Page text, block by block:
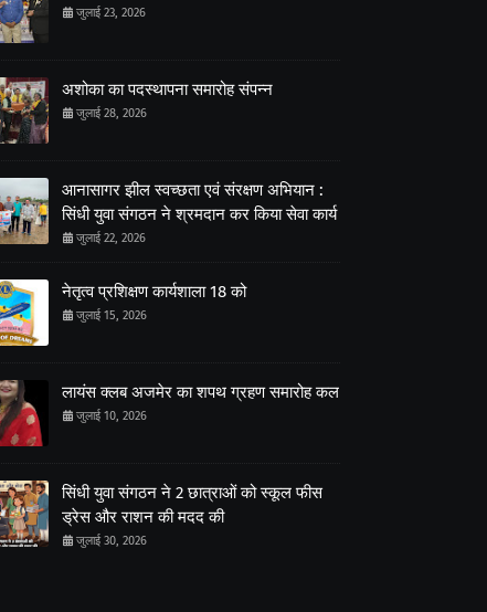
जुलाई 23, 2026
अशोका का पदस्थापना समारोह संपन्न
जुलाई 28, 2026
आनासागर झील स्वच्छता एवं संरक्षण अभियान :
सिंधी युवा संगठन ने श्रमदान कर किया सेवा कार्य
जुलाई 22, 2026
नेतृत्व प्रशिक्षण कार्यशाला 18 को
जुलाई 15, 2026
लायंस क्लब अजमेर का शपथ ग्रहण समारोह कल
जुलाई 10, 2026
सिंधी युवा संगठन ने 2 छात्राओं को स्कूल फीस
ड्रेस और राशन की मदद की
जुलाई 30, 2026